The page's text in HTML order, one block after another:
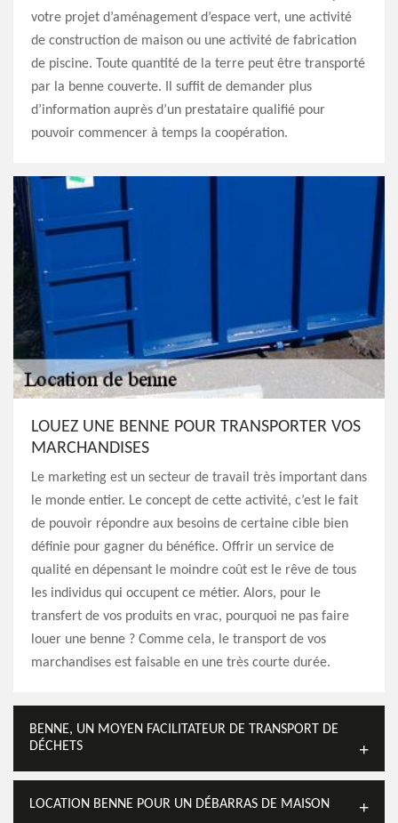
votre projet d’aménagement d’espace vert, une activité
de construction de maison ou une activité de fabrication
de piscine. Toute quantité de la terre peut être transporté
par la benne couverte. Il suffit de demander plus
d’information auprès d’un prestataire qualifié pour
pouvoir commencer à temps la coopération.
LOUEZ UNE BENNE POUR TRANSPORTER VOS
MARCHANDISES
Le marketing est un secteur de travail très important dans
le monde entier. Le concept de cette activité, c’est le fait
de pouvoir répondre aux besoins de certaine cible bien
définie pour gagner du bénéfice. Offrir un service de
qualité en dépensant le moindre coût est le rêve de tous
les individus qui occupent ce métier. Alors, pour le
transfert de vos produits en vrac, pourquoi ne pas faire
louer une benne ? Comme cela, le transport de vos
marchandises est faisable en une très courte durée.
BENNE, UN MOYEN FACILITATEUR DE TRANSPORT DE
DÉCHETS
LOCATION BENNE POUR UN DÉBARRAS DE MAISON